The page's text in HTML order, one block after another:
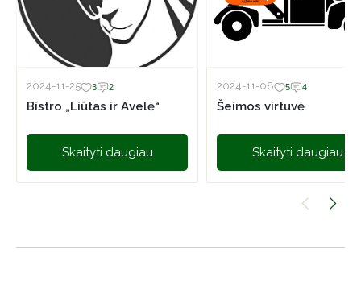
2024-11-25 3 2
Bistro „Liūtas ir Avelė“
Skaityti daugiau
2024-11-08 5 4
Šeimos virtuvė
Skaityti daugiau